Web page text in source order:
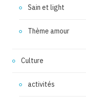
Sain et light
Thème amour
Culture
activités